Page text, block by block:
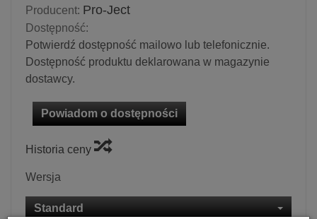
Producent: Pro-Ject
Dostępność:
Potwierdź dostępność mailowo lub telefonicznie.
Dostępność produktu deklarowana w magazynie
dostawcy.
Powiadom o dostępności
Historia ceny
Wersja
Standard